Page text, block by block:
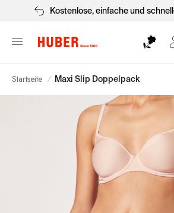
Kostenlose, einfache und
Startseite / Maxi Slip Doppelpack